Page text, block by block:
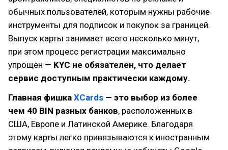
обычных пользователей, которым нужны рабочие
инструменты для подписок и покупок за границей.
Выпуск карты занимает всего несколько минут,
при этом процесс регистрации максимально
упрощён — KYC не обязателен, что делает
сервис доступным практически каждому.
Главная фишка XCards — это выбор из более
чем 40 BIN разных банков, расположенных в
США, Европе и Латинской Америке. Благодаря
этому карты легко привязываются к иностранным